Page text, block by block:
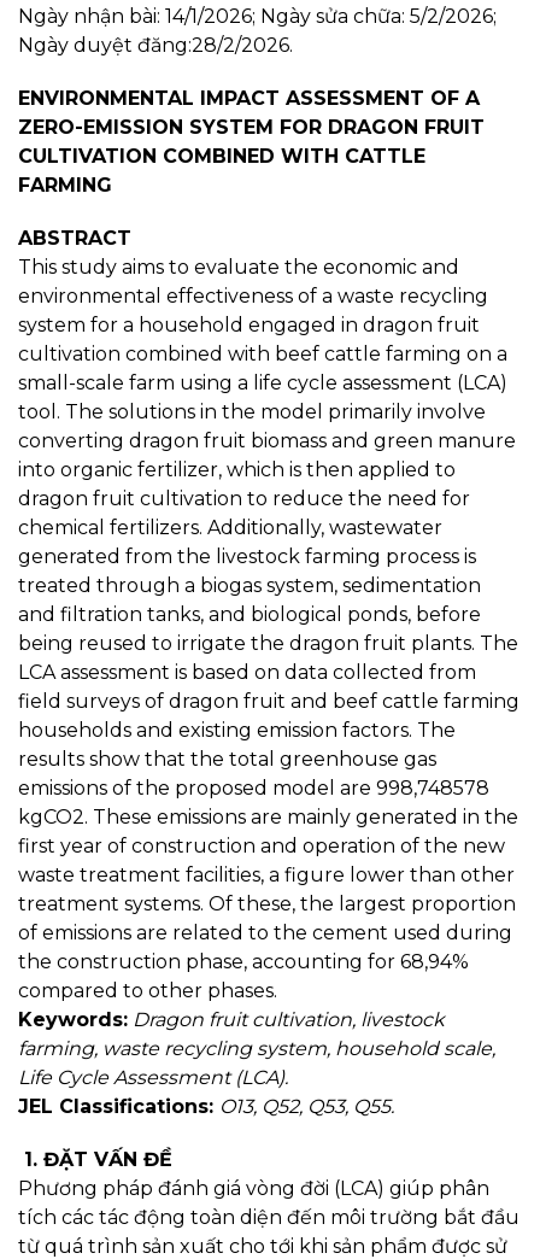
Ngày nhận bài: 14/1/2026; Ngày sửa chữa: 5/2/2026;
Ngày duyệt đăng:28/2/2026.
ENVIRONMENTAL IMPACT ASSESSMENT OF A
ZERO-EMISSION SYSTEM FOR DRAGON FRUIT
CULTIVATION COMBINED WITH CATTLE
FARMING
ABSTRACT
This study aims to evaluate the economic and
environmental effectiveness of a waste recycling
system for a household engaged in dragon fruit
cultivation combined with beef cattle farming on a
small-scale farm using a life cycle assessment (LCA)
tool. The solutions in the model primarily involve
converting dragon fruit biomass and green manure
into organic fertilizer, which is then applied to
dragon fruit cultivation to reduce the need for
chemical fertilizers. Additionally, wastewater
generated from the livestock farming process is
treated through a biogas system, sedimentation
and filtration tanks, and biological ponds, before
being reused to irrigate the dragon fruit plants. The
LCA assessment is based on data collected from
field surveys of dragon fruit and beef cattle farming
households and existing emission factors. The
results show that the total greenhouse gas
emissions of the proposed model are 998,748578
kgCO2. These emissions are mainly generated in the
first year of construction and operation of the new
waste treatment facilities, a figure lower than other
treatment systems. Of these, the largest proportion
of emissions are related to the cement used during
the construction phase, accounting for 68,94%
compared to other phases.
Keywords: Dragon fruit cultivation, livestock
farming, waste recycling system, household scale,
Life Cycle Assessment (LCA).
JEL Classifications: O13, Q52, Q53, Q55.
1. ĐẶT VẤN ĐỀ
Phương pháp đánh giá vòng đời (LCA) giúp phân
tích các tác động toàn diện đến môi trường bắt đầu
từ quá trình sản xuất cho tới khi sản phẩm được sử